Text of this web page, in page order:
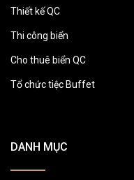
Thiết kế QC
Thi công biển
Cho thuê biển QC
Tổ chức tiệc Buffet
DANH MỤC